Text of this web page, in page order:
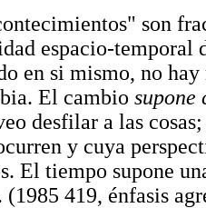
son
espacio-temporal
en si mismo, no
El cambio supone
desfilar a las
y cuya
El tiempo supone
(1985 419, énfasis